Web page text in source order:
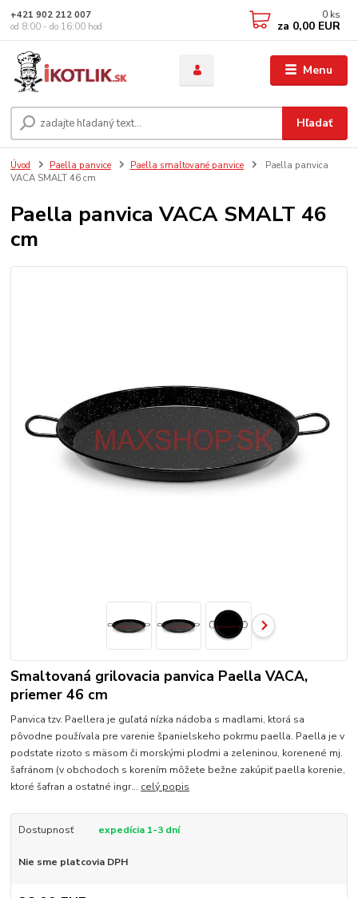
Menu
Hľadať
+421 902 212 007
od 8:00 - do 16:00 hod
0 ks
za 0,00 EUR
Úvod Paella panvice Paella smaltované panvice
Paella panvica
VACA SMALT 46 cm
Paella panvica VACA SMALT 46
cm
Smaltovaná grilovacia panvica Paella VACA,
priemer 46 cm
Panvica tzv. Paellera je guľatá nízka nádoba s madlami, ktorá sa
pôvodne používala pre varenie španielskeho pokrmu paella. Paella je v
podstate rizoto s mäsom či morskými plodmi a zeleninou, korenené mj.
šafránom (v obchodoch s korením môžete bežne zakúpiť paella korenie,
ktoré šafran a ostatné ingr... celý popis
Dostupnosť expedícia 1-3 dní
Nie sme platcovia DPH